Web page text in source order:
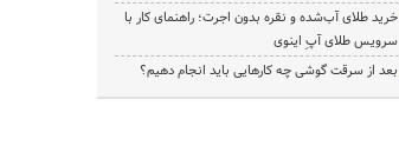
خرید طلای آب‌شده و نقره بدون اجرت؛ راهنمای کار با
سرویس طلای آپِ اینوی
بعد از سرقت گوشی چه کارهایی باید انجام دهیم؟